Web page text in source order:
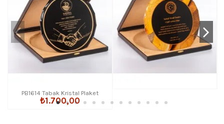
PB1614 Tabak Kristal Plaket
₺1.700,00